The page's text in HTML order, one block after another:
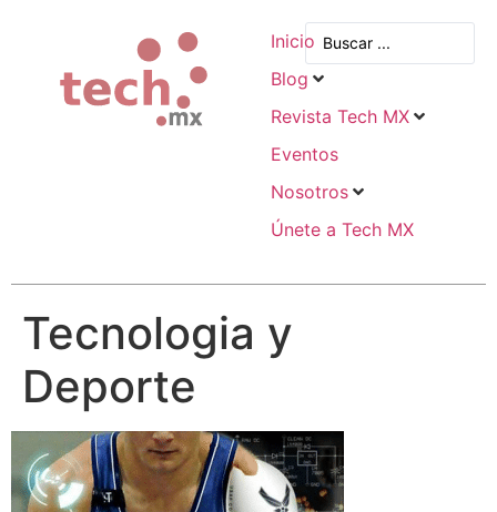
Inicio
Blog
Revista Tech MX
Eventos
Nosotros
Únete a Tech MX
Tecnologia y
Deporte